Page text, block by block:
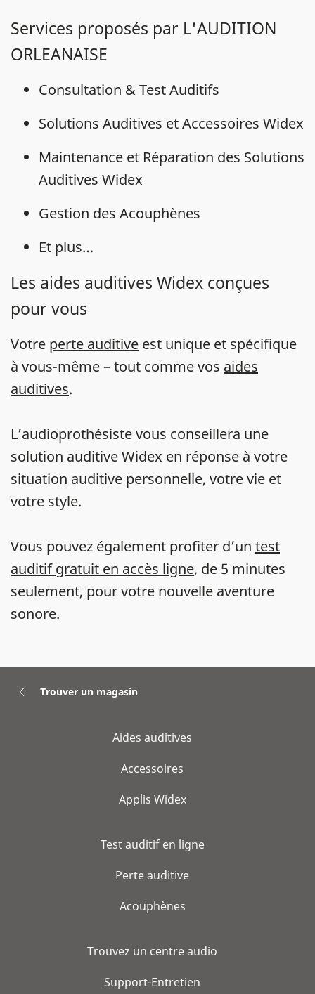
Services proposés par L'AUDITION
ORLEANAISE
Consultation & Test Auditifs
Solutions Auditives et Accessoires Widex
Maintenance et Réparation des Solutions
Auditives Widex
Gestion des Acouphènes
Et plus…
Les aides auditives Widex conçues
pour vous
Votre perte auditive est unique et spécifique
à vous-même – tout comme vos aides
auditives.
L’audioprothésiste vous conseillera une
solution auditive Widex en réponse à votre
situation auditive personnelle, votre vie et
votre style.
Vous pouvez également profiter d’un test
auditif gratuit en accès ligne, de 5 minutes
seulement, pour votre nouvelle aventure
sonore.
Trouver un magasin
Aides auditives
Accessoires
Applis Widex
Test auditif en ligne
Perte auditive
Acouphènes
Trouvez un centre audio
Support-Entretien